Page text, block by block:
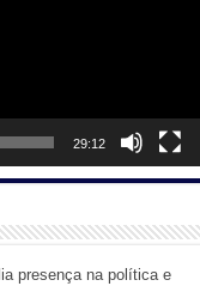
29:12
presença na política e